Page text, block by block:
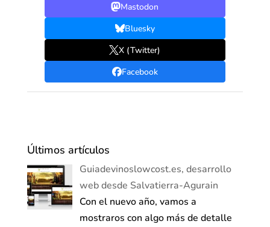
Mastodon
Bluesky
X (Twitter)
Facebook
Últimos artículos
Guiadevinoslowcost.es, desarrollo
web desde Salvatierra-Agurain
Con el nuevo año, vamos a
mostraros con algo más de detalle